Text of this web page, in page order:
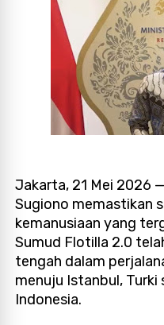
Jakarta, 21 Mei 2026
Sugiono memastikan
kemanusiaan yang
Sumud Flotilla 2.0
tengah dalam
menuju Istanbul, Turki
Indonesia.